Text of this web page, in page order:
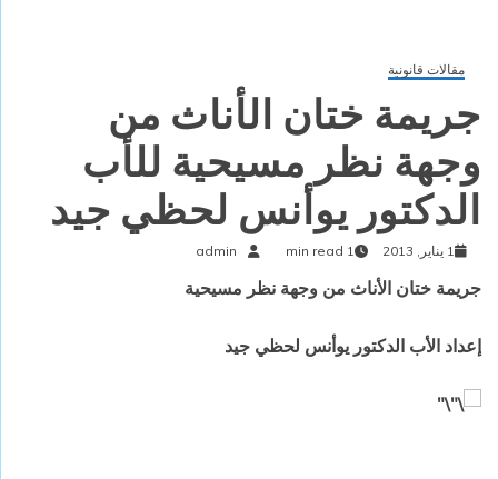
مقالات قانونية
جريمة ختان الأناث من
وجهة نظر مسيحية للأب
الدكتور يوأنس لحظي جيد
1 يناير, 2013 1 min read
admin
جريمة ختان الأناث من وجهة نظر مسيحية
إعداد الأب الدكتور يوأنس لحظي جيد